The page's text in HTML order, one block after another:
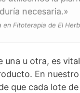
necesaria.»
Fitoterapia de El
una u otra, es
En
que cada lote